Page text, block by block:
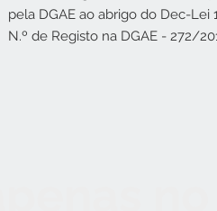
pela DGAE ao abrigo do Dec-Lei
N.º de Registo na DGAE - 272/